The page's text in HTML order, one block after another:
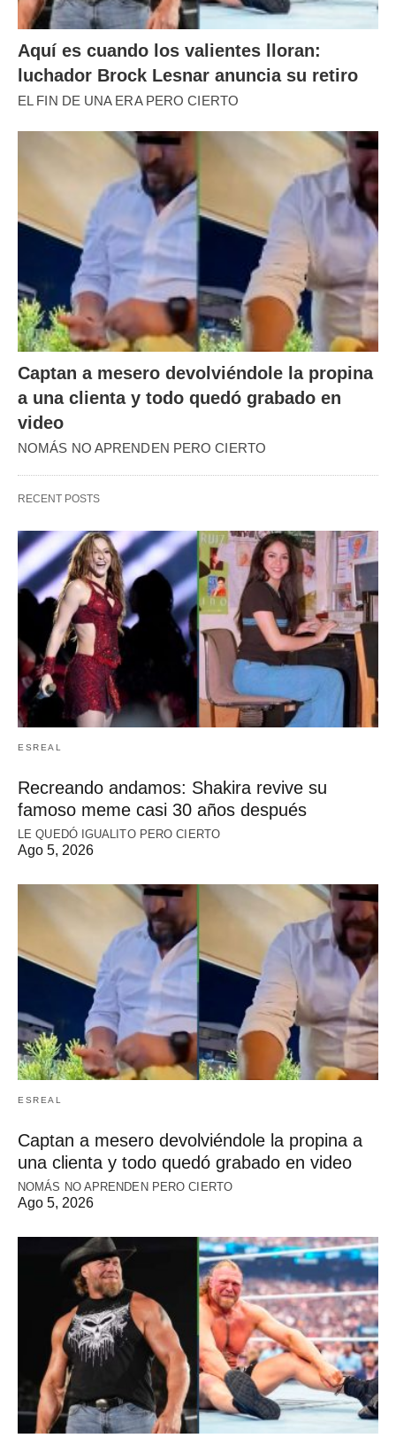
Aquí es cuando los valientes lloran:
luchador Brock Lesnar anuncia su retiro
EL FIN DE UNA ERA PERO CIERTO
Captan a mesero devolviéndole la propina
a una clienta y todo quedó grabado en
video
NOMÁS NO APRENDEN PERO CIERTO
RECENT POSTS
ESREAL
Recreando andamos: Shakira revive su
famoso meme casi 30 años después
LE QUEDÓ IGUALITO PERO CIERTO
Ago 5, 2026
ESREAL
Captan a mesero devolviéndole la propina a
una clienta y todo quedó grabado en video
NOMÁS NO APRENDEN PERO CIERTO
Ago 5, 2026